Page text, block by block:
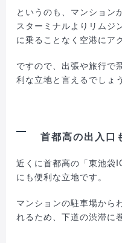
というのも、マンション
スターミナルよりリムジ
に乗ることなく空港にア
ですので、出張や旅行で
利な立地と言えるでしょう
首都高の出入口
近くに首都高の「東池袋
にも便利な立地です。
マンションの駐車場から
れるため、下道の渋滞に